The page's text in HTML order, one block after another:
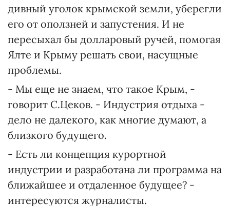
дивный уголок крымской земли, уберегли
его от оползней и запустения. И не
пересыхал бы долларовый ручей, помогая
Ялте и Крыму решать свои, насущные
проблемы.
- Мы еще не знаем, что такое Крым, -
говорит С.Цеков. - Индустрия отдыха -
дело не далекого, как многие думают, а
близкого будущего.
- Есть ли концепция курортной
индустрии и разработана ли программа на
ближайшее и отдаленное будущее? -
интересуются журналисты.